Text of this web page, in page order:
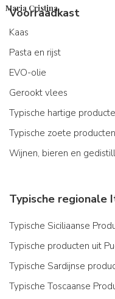
Maria Cristina
Voorraadkast
Kaas
Pasta en rijst
EVO-olie
Gerookt vlees
Typische hartige
Typische zoete producten
Wijnen, bieren en
Typische regionale
Typische Siciliaanse
Typische producten uit
Typische Sardijnse
Typische Toscaanse